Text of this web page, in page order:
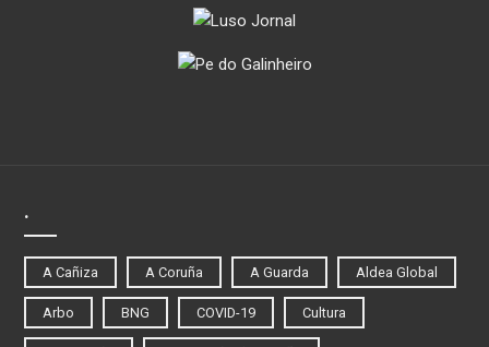
.
A Cañiza A Coruña A Guarda Aldea Global
Arbo BNG COVID-19 Cultura